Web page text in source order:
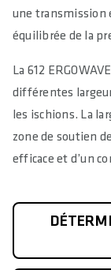
une transmission
équilibrée de la
La 612
différentes
les ischions. La
zone de soutien
efficace et d’un